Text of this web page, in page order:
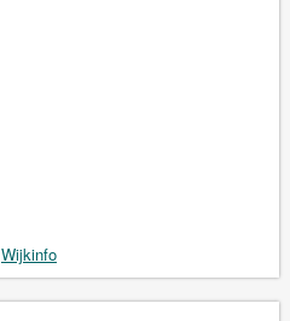
Wijkinfo